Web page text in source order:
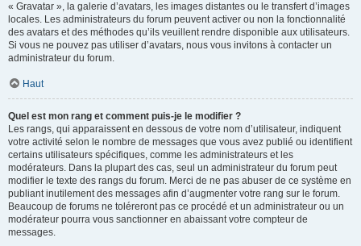
« Gravatar », la galerie d’avatars, les images distantes ou le transfert d’images
locales. Les administrateurs du forum peuvent activer ou non la fonctionnalité
des avatars et des méthodes qu’ils veuillent rendre disponible aux utilisateurs.
Si vous ne pouvez pas utiliser d’avatars, nous vous invitons à contacter un
administrateur du forum.
Haut
Quel est mon rang et comment puis-je le modifier ?
Les rangs, qui apparaissent en dessous de votre nom d’utilisateur, indiquent
votre activité selon le nombre de messages que vous avez publié ou identifient
certains utilisateurs spécifiques, comme les administrateurs et les
modérateurs. Dans la plupart des cas, seul un administrateur du forum peut
modifier le texte des rangs du forum. Merci de ne pas abuser de ce système en
publiant inutilement des messages afin d’augmenter votre rang sur le forum.
Beaucoup de forums ne toléreront pas ce procédé et un administrateur ou un
modérateur pourra vous sanctionner en abaissant votre compteur de
messages.